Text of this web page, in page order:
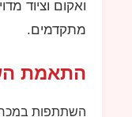
ואקום וציוד
מתקדמים.
התאמת
השתתפות